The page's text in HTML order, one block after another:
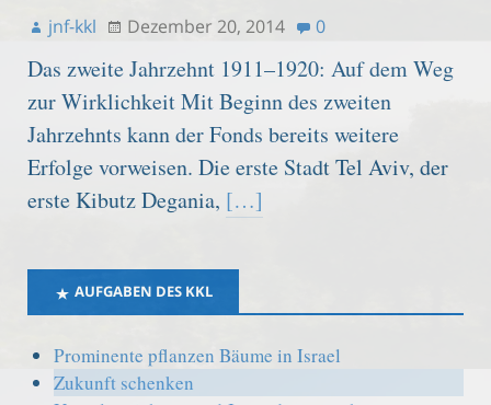
jnf-kkl Dezember 20, 2014 0
Das zweite Jahrzehnt 1911–1920: Auf dem Weg
zur Wirklichkeit Mit Beginn des zweiten
Jahrzehnts kann der Fonds bereits weitere
Erfolge vorweisen. Die erste Stadt Tel Aviv, der
erste Kibutz Degania, […]
AUFGABEN DES KKL
Prominente pflanzen Bäume in Israel
Zukunft schenken